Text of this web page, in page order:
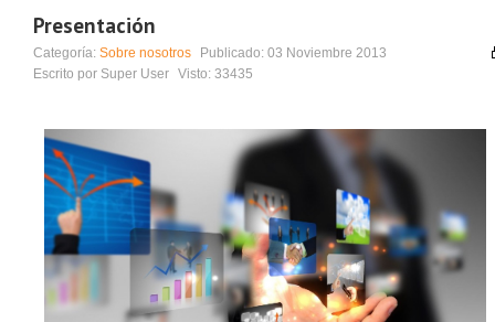
Presentación
Categoría: Sobre nosotros Publicado: 03 Noviembre 2013
Escrito por Super User Visto: 33435